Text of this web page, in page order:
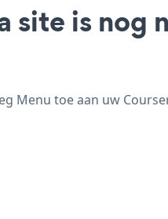
site is nog
Menu toe aan uw